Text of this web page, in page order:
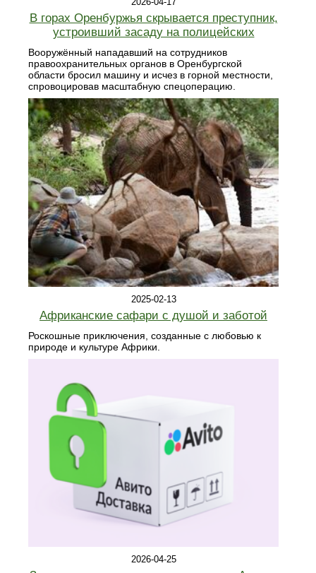
В горах Оренбуржья скрывается преступник,
устроивший засаду на полицейских
Вооружённый нападавший на сотрудников
правоохранительных органов в Оренбургской
области бросил машину и исчез в горной местности,
спровоцировав масштабную спецоперацию.
2025-02-13
Африканские сафари с душой и заботой
Роскошные приключения, созданные с любовью к
природе и культуре Африки.
2026-04-25